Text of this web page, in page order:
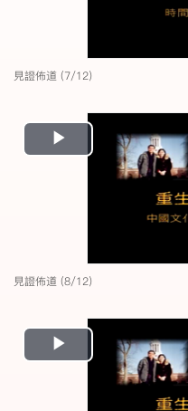
見證佈道 (7/12)
Play
Video
見證佈道 (8/12)
Play
Video